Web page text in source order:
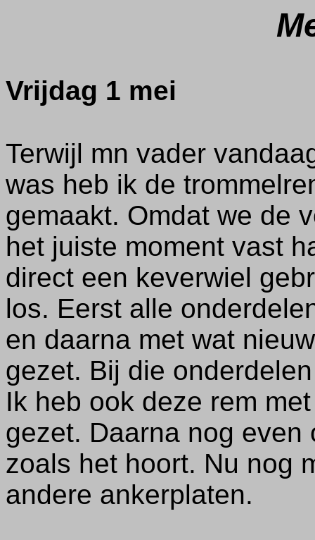
Vrijdag 1 mei
Terwijl mn vader
was heb ik de
gemaakt. Omdat we de
het juiste moment vast
direct een keverwiel
los. Eerst alle
en daarna met wat
gezet. Bij die
Ik heb ook deze rem
gezet. Daarna nog
zoals het hoort. Nu nog
andere ankerplaten.